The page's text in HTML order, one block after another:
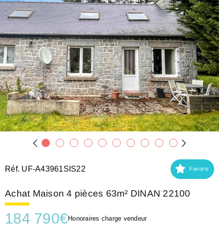
DINAN
(22100)
Réf. UF-A43961SIS22 Favoris
Achat Maison 4 pièces 63m² DINAN 22100
184 790€ Honoraires charge vendeur